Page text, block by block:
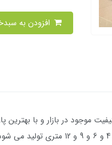
موجود در بازار و با
عکس ژورنالی) با طرح بسیار